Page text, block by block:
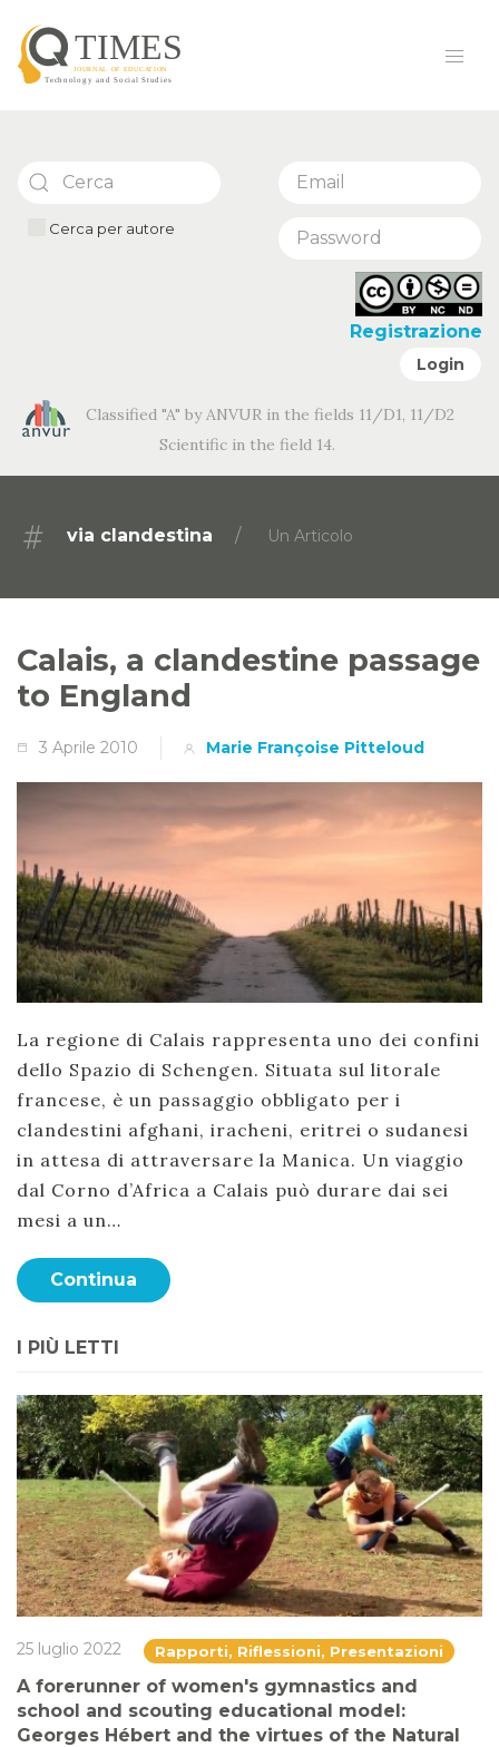
Cerca per autore
Registrazione
Login
Classified "A" by ANVUR in the fields 11/D1, 11/D2
Scientific in the field 14.
via clandestina Un Articolo
Calais, a clandestine passage
to England
3 Aprile 2010 Marie Françoise Pitteloud
La regione di Calais rappresenta uno dei confini
dello Spazio di Schengen. Situata sul litorale
francese, è un passaggio obbligato per i
clandestini afghani, iracheni, eritrei o sudanesi
in attesa di attraversare la Manica. Un viaggio
dal Corno d’Africa a Calais può durare dai sei
mesi a un…
Continua
I PIÙ LETTI
25 luglio 2022 Rapporti, Riflessioni, Presentazioni
A forerunner of women's gymnastics and
school and scouting educational model:
Georges Hébert and the virtues of the Natural